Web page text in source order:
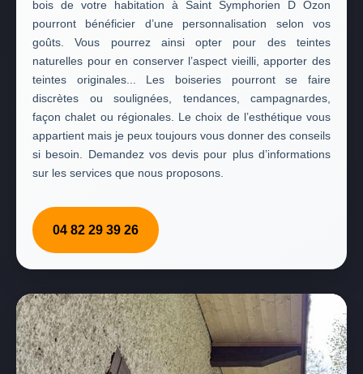
bois de votre habitation à Saint Symphorien D Ozon
pourront bénéficier d’une personnalisation selon vos
goûts. Vous pourrez ainsi opter pour des teintes
naturelles pour en conserver l’aspect vieilli, apporter des
teintes originales... Les boiseries pourront se faire
discrètes ou soulignées, tendances, campagnardes,
façon chalet ou régionales. Le choix de l’esthétique vous
appartient mais je peux toujours vous donner des conseils
si besoin. Demandez vos devis pour plus d’informations
sur les services que nous proposons.
04 82 29 39 26